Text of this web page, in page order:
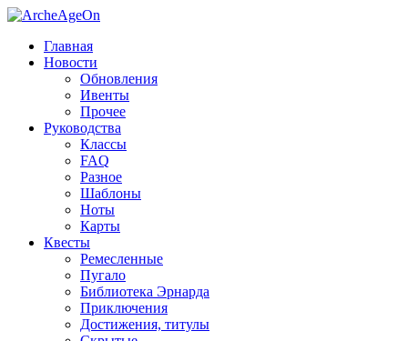
Главная
Новости
Обновления
Ивенты
Прочее
Руководства
Классы
FAQ
Разное
Шаблоны
Ноты
Карты
Квесты
Ремесленные
Пугало
Библиотека Эрнарда
Приключения
Достижения, титулы